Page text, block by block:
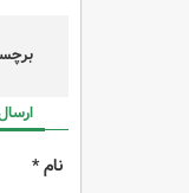
نام *